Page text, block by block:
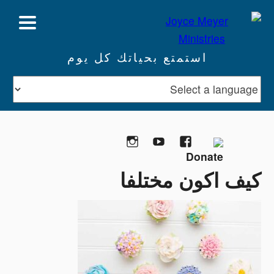
استمتع بحياتك كل يوم
تبرع Facebook
YouTube
كيف اكون مختلفا